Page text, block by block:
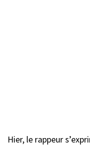
Hier, le rappeur